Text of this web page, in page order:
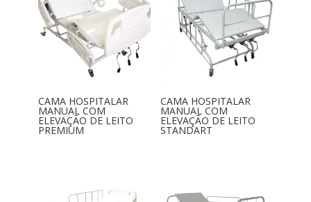
CAMA HOSPITALAR
MANUAL COM
ELEVAÇÃO DE LEITO
PREMIUM
CAMA HOSPITALAR
MANUAL COM
ELEVAÇÃO DE LEITO
STANDART